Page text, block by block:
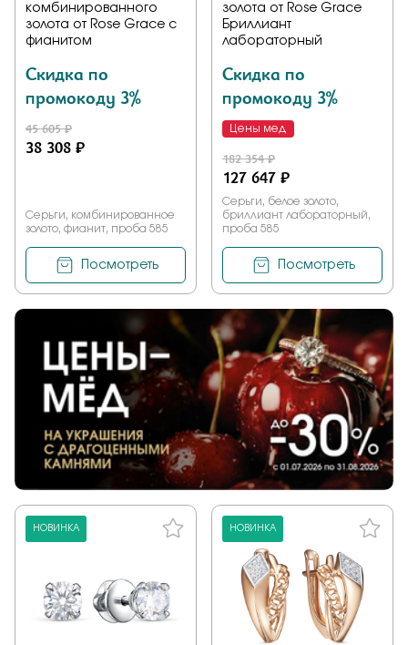
комбинированного
золота от Rose Grace с
фианитом
Скидка по
промокоду 3%
45 605 ₽
38 308 ₽
Серьги, комбинированное
золото, фианит, проба 585
Посмотреть
золота от Rose Grace
Бриллиант
лабораторный
Скидка по
промокоду 3%
Цены мед
182 354 ₽
127 647 ₽
Серьги, белое золото,
бриллиант лабораторный,
проба 585
Посмотреть
НОВИНКА НОВИНКА